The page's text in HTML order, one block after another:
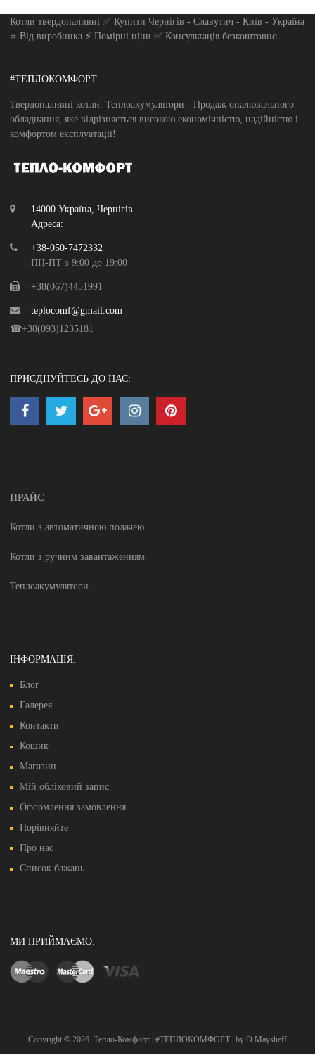
Котли твердопаливні ✅ Купити Чернігів - Славутич - Київ - Україна
⭐ Від виробника ⚡ Помірні ціни ✅ Консультація безкоштовно
#ТЕПЛОКОМФОРТ
Твердопаливні котли. Теплоакумулятори - Продаж опалювального
обладнання, яке відрізняється високою економічністю, надійністю і
комфортом експлуатації!
14000 Україна, Чернігів
Адреса:
+38-050-7472332
ПН-ПТ з 9:00 до 19:00
+38(067)4451991
teplocomf@gmail.com
☎+38(093)1235181
ПРИЄДНУЙТЕСЬ ДО НАС:
ПРАЙС
Котли з автоматичною подачею
Котли з ручним завантаженням
Теплоакумулятори
ІНФОРМАЦІЯ:
Блог
Галерея
Контакти
Кошик
Магазин
Мій обліковий запис
Оформлення замовлення
Порівняйте
Про нас
Список бажань
МИ ПРИЙМАЄМО:
Copyright © 2026 Тепло-Комфорт | #ТЕПЛОКОМФОРТ | by O.Maysheff